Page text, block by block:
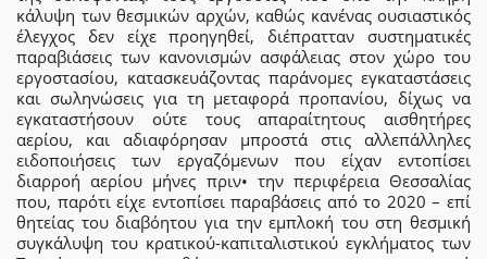
κάλυψη των θεσμικών αρχών, καθώς κανένας ουσιαστικός
έλεγχος δεν είχε προηγηθεί, διέπρατταν συστηματικές
παραβιάσεις των κανονισμών ασφάλειας στον χώρο του
εργοστασίου, κατασκευάζοντας παράνομες εγκαταστάσεις
και σωληνώσεις για τη μεταφορά προπανίου, δίχως να
εγκαταστήσουν ούτε τους απαραίτητους αισθητήρες
αερίου, και αδιαφόρησαν μπροστά στις αλλεπάλληλες
ειδοποιήσεις των εργαζόμενων που είχαν εντοπίσει
διαρροή αερίου μήνες πριν• την περιφέρεια Θεσσαλίας
που, παρότι είχε εντοπίσει παραβάσεις από το 2020 – επί
θητείας του διαβόητου για την εμπλοκή του στη θεσμική
συγκάλυψη του κρατικού-καπιταλιστικού εγκλήματος των